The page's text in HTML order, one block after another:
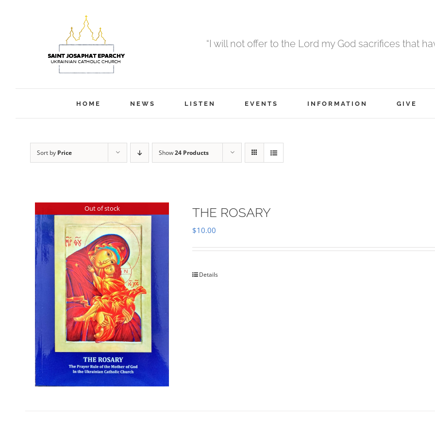
“I will not offer to the Lord my God sacrifices that
HOME NEWS LISTEN EVENTS INFORMATION GIVE
Sort by Price Show24 Products
Out of stock THE ROSARY
$10.00
Details